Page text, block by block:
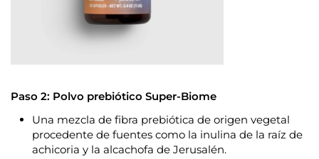
Paso 2: Polvo prebiótico Super-Biome
Una mezcla de fibra prebiótica de origen vegetal
procedente de fuentes como la inulina de la raíz de
achicoria y la alcachofa de Jerusalén.